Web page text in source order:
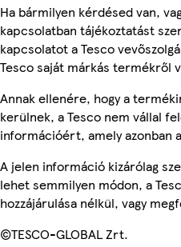
Ha bármilyen kérdésed van,
kapcsolatban tájékoztatást
kapcsolatot a Tesco
Tesco saját márkás termékről
Annak ellenére, hogy a
kerülnek, a Tesco nem vállal
információért, amely azonban
A jelen információ kizárólag
lehet semmilyen módon, a
hozzájárulása nélkül, vagy
©TESCO-GLOBAL Zrt.